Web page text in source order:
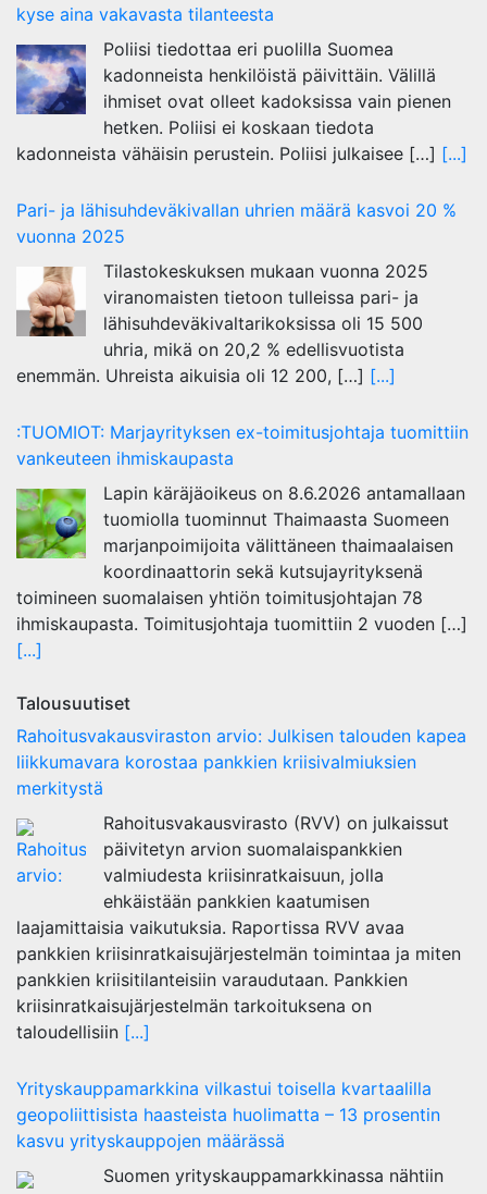
kyse aina vakavasta tilanteesta
Poliisi tiedottaa eri puolilla Suomea
kadonneista henkilöistä päivittäin. Välillä
ihmiset ovat olleet kadoksissa vain pienen
hetken. Poliisi ei koskaan tiedota
kadonneista vähäisin perustein. Poliisi julkaisee […] [...]
Pari- ja lähisuhdeväkivallan uhrien määrä kasvoi 20 %
vuonna 2025
Tilastokeskuksen mukaan vuonna 2025
viranomaisten tietoon tulleissa pari- ja
lähisuhdeväkivaltarikoksissa oli 15 500
uhria, mikä on 20,2 % edellisvuotista
enemmän. Uhreista aikuisia oli 12 200, […] [...]
:TUOMIOT: Marjayrityksen ex-toimitusjohtaja tuomittiin
vankeuteen ihmiskaupasta
Lapin käräjäoikeus on 8.6.2026 antamallaan
tuomiolla tuominnut Thaimaasta Suomeen
marjanpoimijoita välittäneen thaimaalaisen
koordinaattorin sekä kutsujayrityksenä
toimineen suomalaisen yhtiön toimitusjohtajan 78
ihmiskaupasta. Toimitusjohtaja tuomittiin 2 vuoden […]
[...]
Talousuutiset
Rahoitusvakausviraston arvio: Julkisen talouden kapea
liikkumavara korostaa pankkien kriisivalmiuksien
merkitystä
Rahoitusvakausvirasto (RVV) on julkaissut
päivitetyn arvion suomalaispankkien
valmiudesta kriisinratkaisuun, jolla
ehkäistään pankkien kaatumisen
laajamittaisia vaikutuksia. Raportissa RVV avaa
pankkien kriisinratkaisujärjestelmän toimintaa ja miten
pankkien kriisitilanteisiin varaudutaan. Pankkien
kriisinratkaisujärjestelmän tarkoituksena on
taloudellisiin [...]
Yrityskauppamarkkina vilkastui toisella kvartaalilla
geopoliittisista haasteista huolimatta – 13 prosentin
kasvu yrityskauppojen määrässä
Suomen yrityskauppamarkkinassa nähtiin